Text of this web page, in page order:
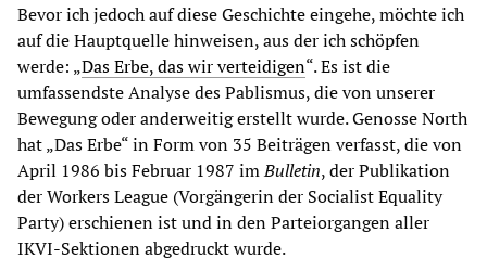
Bevor ich jedoch auf diese Geschichte eingehe, möchte ich
auf die Hauptquelle hinweisen, aus der ich schöpfen
werde: „Das Erbe, das wir verteidigen“. Es ist die
umfassendste Analyse des Pablismus, die von unserer
Bewegung oder anderweitig erstellt wurde. Genosse North
hat „Das Erbe“ in Form von 35 Beiträgen verfasst, die von
April 1986 bis Februar 1987 imBulletin, der Publikation
der Workers League (Vorgängerin der Socialist Equality
Party) erschienen ist und in den Parteiorgangen aller
IKVI-Sektionen abgedruckt wurde.